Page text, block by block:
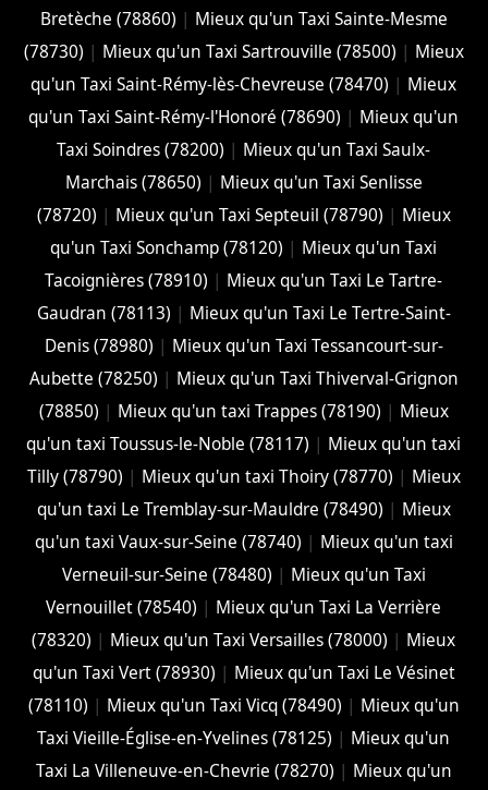
Bretèche (78860) | Mieux qu'un Taxi Sainte-Mesme
(78730) | Mieux qu'un Taxi Sartrouville (78500) | Mieux
qu'un Taxi Saint-Rémy-lès-Chevreuse (78470) | Mieux
qu'un Taxi Saint-Rémy-l'Honoré (78690) | Mieux qu'un
Taxi Soindres (78200) | Mieux qu'un Taxi Saulx-
Marchais (78650) | Mieux qu'un Taxi Senlisse
(78720) | Mieux qu'un Taxi Septeuil (78790) | Mieux
qu'un Taxi Sonchamp (78120) | Mieux qu'un Taxi
Tacoignières (78910) | Mieux qu'un Taxi Le Tartre-
Gaudran (78113) | Mieux qu'un Taxi Le Tertre-Saint-
Denis (78980) | Mieux qu'un Taxi Tessancourt-sur-
Aubette (78250) | Mieux qu'un Taxi Thiverval-Grignon
(78850) | Mieux qu'un taxi Trappes (78190) | Mieux
qu'un taxi Toussus-le-Noble (78117) | Mieux qu'un taxi
Tilly (78790) | Mieux qu'un taxi Thoiry (78770) | Mieux
qu'un taxi Le Tremblay-sur-Mauldre (78490) | Mieux
qu'un taxi Vaux-sur-Seine (78740) | Mieux qu'un taxi
Verneuil-sur-Seine (78480) | Mieux qu'un Taxi
Vernouillet (78540) | Mieux qu'un Taxi La Verrière
(78320) | Mieux qu'un Taxi Versailles (78000) | Mieux
qu'un Taxi Vert (78930) | Mieux qu'un Taxi Le Vésinet
(78110) | Mieux qu'un Taxi Vicq (78490) | Mieux qu'un
Taxi Vieille-Église-en-Yvelines (78125) | Mieux qu'un
Taxi La Villeneuve-en-Chevrie (78270) | Mieux qu'un